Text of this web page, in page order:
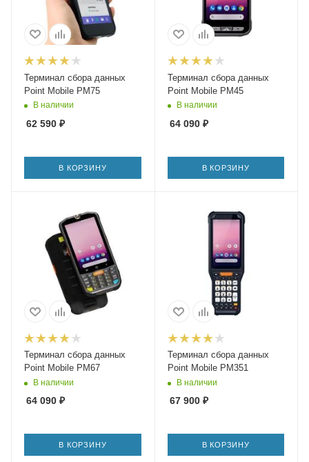
Терминал сбора данных
Point Mobile PM75
В наличии
62 590 ₽
В КОРЗИНУ
Терминал сбора данных
Point Mobile PM45
В наличии
64 090₽
В КОРЗИНУ
Терминал сбора данных
Point Mobile PM67
В наличии
64 090 ₽
В КОРЗИНУ
Терминал сбора данных
Point Mobile PM351
В наличии
67 900₽
В КОРЗИНУ